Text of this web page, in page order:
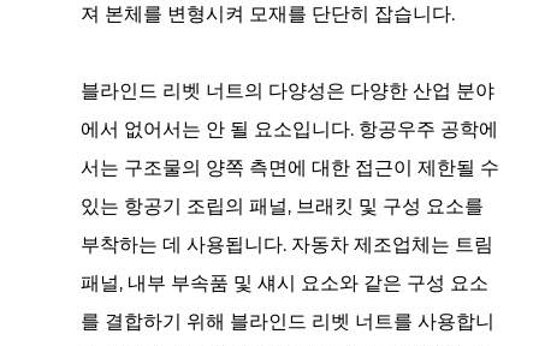
져 본체를 변형시켜 모재를 단단히 잡습니다.
블라인드 리벳 너트의 다양성은 다양한 산업 분야
에서 없어서는 안 될 요소입니다. 항공우주 공학에
서는 구조물의 양쪽 측면에 대한 접근이 제한될 수
있는 항공기 조립의 패널, 브래킷 및 구성 요소를
부착하는 데 사용됩니다. 자동차 제조업체는 트림
패널, 내부 부속품 및 섀시 요소와 같은 구성 요소
를 결합하기 위해 블라인드 리벳 너트를 사용합니